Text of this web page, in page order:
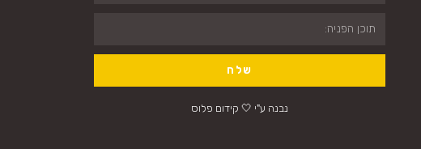
שלח
נבנה ע"י 🤍 קידום פלוס